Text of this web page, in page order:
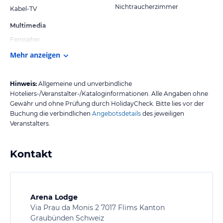
Kabel-TV
Multimedia
Fernseher
Nichtraucherzimmer
Mehr anzeigen
Hinweis: Allgemeine und unverbindliche
Hoteliers-/Veranstalter-/Kataloginformationen. Alle Angaben ohne
Gewähr und ohne Prüfung durch HolidayCheck. Bitte lies vor der
Buchung die verbindlichen Angebotsdetails des jeweiligen
Veranstalters.
Kontakt
Arena Lodge
Via Prau da Monis 2 7017 Flims Kanton
Graubünden Schweiz